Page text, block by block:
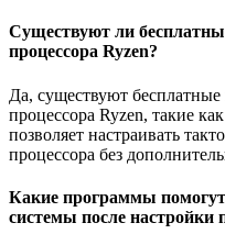
Существуют ли
процессора Ryzen?
Да, существуют
процессора Ryzen, такие
позволяет настраивать
процессора без
Какие программы
системы после настройки